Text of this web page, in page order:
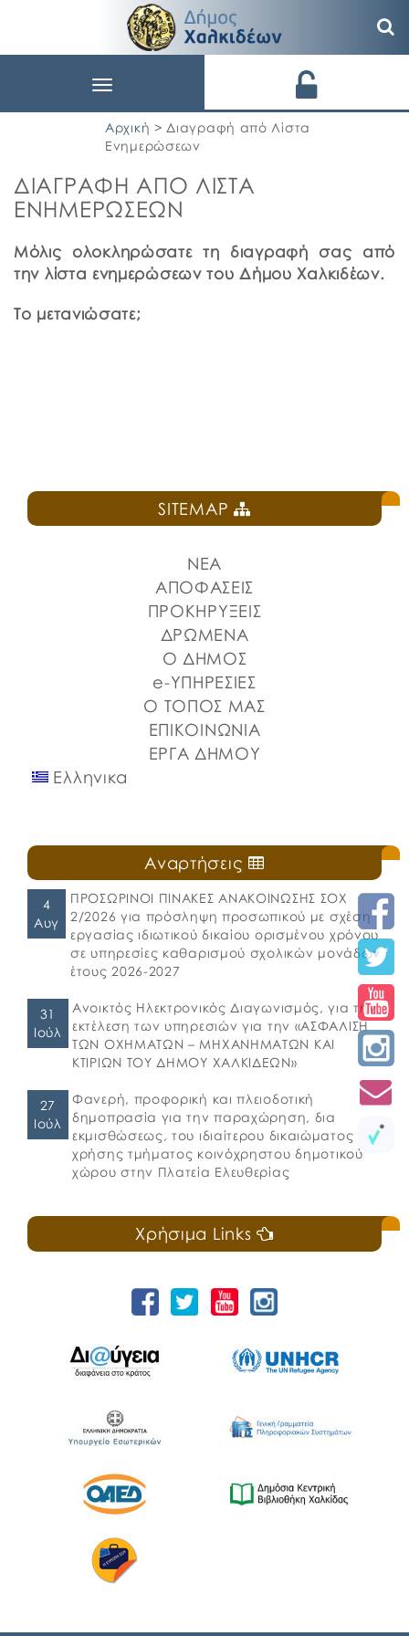
Toggle
Αρχική > Διαγραφή από Λίστα
Ενημερώσεων
ΔΙΑΓΡΑΦΗ ΑΠΟ ΛΙΣΤΑ
ΕΝΗΜΕΡΩΣΕΩΝ
Μόλις ολοκληρώσατε τη διαγραφή σας από
την λίστα ενημερώσεων του Δήμου Χαλκιδέων.
Το μετανιώσατε;
SITEMAP
ΝΕΑ
ΑΠΟΦΑΣΕΙΣ
ΠΡΟΚΗΡΥΞΕΙΣ
ΔΡΩΜΕΝΑ
Ο ΔΗΜΟΣ
e-ΥΠΗΡΕΣΙΕΣ
Ο ΤΟΠΟΣ ΜΑΣ
ΕΠΙΚΟΙΝΩΝΙΑ
ΕΡΓΑ ΔΗΜΟΥ
Ελληνικα
Αναρτήσεις
4
Αυγ
ΠΡΟΣΩΡΙΝΟΙ ΠΙΝΑΚΕΣ ΑΝΑΚΟΙΝΩΣΗΣ ΣΟΧ
2/2026 για πρόσληψη προσωπικού με σχέση
εργασίας ιδιωτικού δικαίου ορισμένου χρόνου
σε υπηρεσίες καθαρισμού σχολικών μονάδων
έτους 2026-2027
31
Ιούλ
Ανοικτός Ηλεκτρονικός Διαγωνισμός, για την
εκτέλεση των υπηρεσιών για την «ΑΣΦΑΛΙΣΗ
ΤΩΝ ΟΧΗΜΑΤΩΝ – ΜΗΧΑΝΗΜΑΤΩΝ ΚΑΙ
ΚΤΙΡΙΩΝ ΤΟΥ ΔΗΜΟΥ ΧΑΛΚΙΔΕΩΝ»
27
Ιούλ
Φανερή, προφορική και πλειοδοτική
δημοπρασία για την παραχώρηση, δια
εκμισθώσεως, του ιδιαίτερου δικαιώματος
χρήσης τμήματος κοινόχρηστου δημοτικού
χώρου στην Πλατεία Ελευθερίας
Χρήσιμα Links